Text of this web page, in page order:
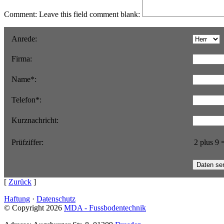
Comment: Leave this field comment blank:
Anrede:
Firma:
Name*:
Telefon*:
Kurznachricht:
Prüfziffer: 2 plus 9
[ Zurück ]
Haftung · Datenschutz
© Copyright 2026 MDA - Fussbodentechnik